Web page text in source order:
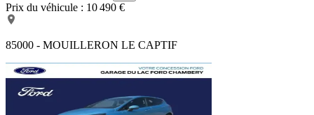
Prix du véhicule : 10 490 €
85000 - MOUILLERON LE CAPTIF